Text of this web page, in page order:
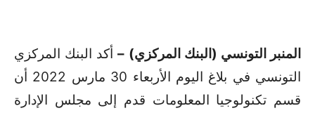
المنبر التونسي (البنك المركزي) –أكد البنك المركزي
التونسي في بلاغ اليوم الأربعاء 30 مارس 2022 أن
قسم تكنولوجيا المعلومات قدم إلى مجلس الإدارة